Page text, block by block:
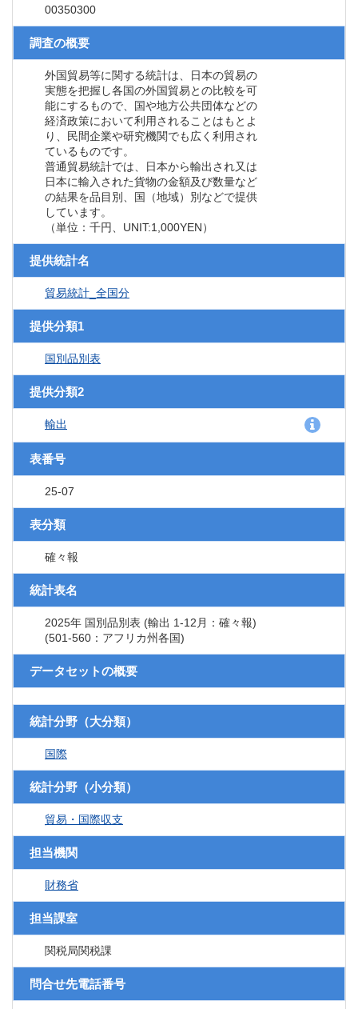
00350300
調査の概要
外国貿易等に関する統計は、日本の貿易の
実態を把握し各国の外国貿易との比較を可
能にするもので、国や地方公共団体などの
経済政策において利用されることはもとよ
り、民間企業や研究機関でも広く利用され
ているものです。
普通貿易統計では、日本から輸出され又は
日本に輸入された貨物の金額及び数量など
の結果を品目別、国（地域）別などで提供
しています。
（単位：千円、UNIT:1,000YEN）
提供統計名
貿易統計_全国分
提供分類1
国別品別表
提供分類2
輸出
表番号
25-07
表分類
確々報
統計表名
2025年 国別品別表 (輸出 1-12月：確々報)
(501-560：アフリカ州各国)
データセットの概要
統計分野（大分類）
国際
統計分野（小分類）
貿易・国際収支
担当機関
財務省
担当課室
関税局関税課
問合せ先電話番号